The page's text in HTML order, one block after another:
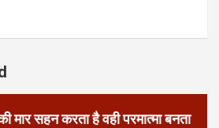
मार सहन करता है वही परमात्मा बनता